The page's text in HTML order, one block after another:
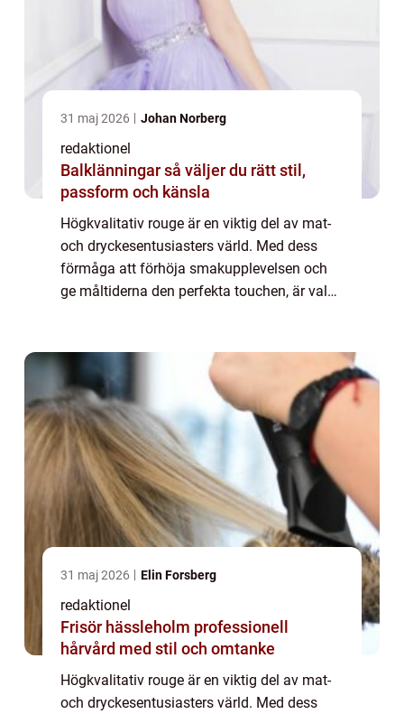
31 maj 2026 Johan Norberg
redaktionel
Balklänningar så väljer du rätt stil,
passform och känsla
Högkvalitativ rouge är en viktig del av mat-
och dryckesentusiasters värld. Med dess
förmåga att förhöja smakupplevelsen och
ge måltiderna den perfekta touchen, är valet
31 maj 2026 Elin Forsberg
redaktionel
Frisör hässleholm professionell
hårvård med stil och omtanke
Högkvalitativ rouge är en viktig del av mat-
och dryckesentusiasters värld. Med dess